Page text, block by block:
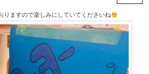
りますので楽しみにしていてくださいね